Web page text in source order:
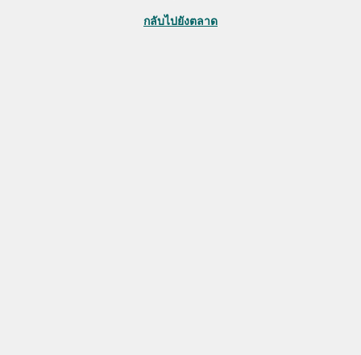
กลับไปยังตลาด